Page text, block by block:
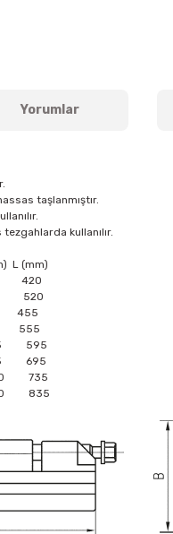
Yorumlar
taşlanmıştır.
kullanılır.
L (mm)
420
520
455
555
595
695
735
835